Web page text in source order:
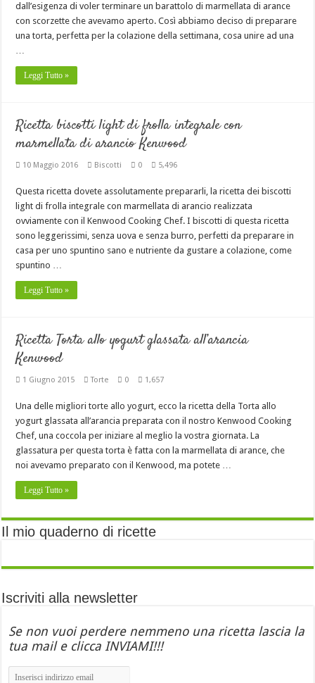
dall’esigenza di voler terminare un barattolo di marmellata di arance
con scorzette che avevamo aperto. Così abbiamo deciso di preparare
una torta, perfetta per la colazione della settimana, cosa unire ad una
…
Leggi Tutto »
Ricetta biscotti light di frolla integrale con
marmellata di arancio Kenwood
10 Maggio 2016 Biscotti 0 5,496
Questa ricetta dovete assolutamente prepararli, la ricetta dei biscotti
light di frolla integrale con marmellata di arancio realizzata
ovviamente con il Kenwood Cooking Chef. I biscotti di questa ricetta
sono leggerissimi, senza uova e senza burro, perfetti da preparare in
casa per uno spuntino sano e nutriente da gustare a colazione, come
spuntino …
Leggi Tutto »
Ricetta Torta allo yogurt glassata all’arancia
Kenwood
1 Giugno 2015 Torte 0 1,657
Una delle migliori torte allo yogurt, ecco la ricetta della Torta allo
yogurt glassata all’arancia preparata con il nostro Kenwood Cooking
Chef, una coccola per iniziare al meglio la vostra giornata. La
glassatura per questa torta è fatta con la marmellata di arance, che
noi avevamo preparato con il Kenwood, ma potete …
Leggi Tutto »
Il mio quaderno di ricette
Iscriviti alla newsletter
Se non vuoi perdere nemmeno una ricetta lascia la
tua mail e clicca INVIAMI!!!